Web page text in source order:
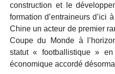
construction et le
formation d’entraineurs d’ici
Chine un acteur de premier
Coupe du Monde à
statut « footballistique »
économique accordé